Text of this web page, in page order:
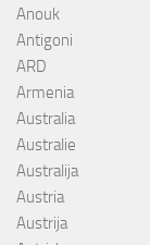
Anouk
Antigoni
ARD
Armenia
Australia
Australie
Australija
Austria
Austrija